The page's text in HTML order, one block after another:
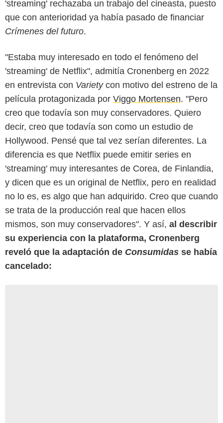
'streaming' rechazaba un trabajo del cineasta, puesto
que con anterioridad ya había pasado de financiar
Crímenes del futuro.
"Estaba muy interesado en todo el fenómeno del
'streaming' de Netflix", admitía Cronenberg en 2022
en entrevista con Variety con motivo del estreno de la
película protagonizada por Viggo Mortensen. "Pero
creo que todavía son muy conservadores. Quiero
decir, creo que todavía son como un estudio de
Hollywood. Pensé que tal vez serían diferentes. La
diferencia es que Netflix puede emitir series en
'streaming' muy interesantes de Corea, de Finlandia,
y dicen que es un original de Netflix, pero en realidad
no lo es, es algo que han adquirido. Creo que cuando
se trata de la producción real que hacen ellos
mismos, son muy conservadores". Y así, al describir
su experiencia con la plataforma, Cronenberg
reveló que la adaptación de Consumidas se había
cancelado: